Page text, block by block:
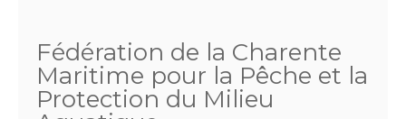
Fédération de la Charente
Maritime pour la Pêche et la
Protection du Milieu